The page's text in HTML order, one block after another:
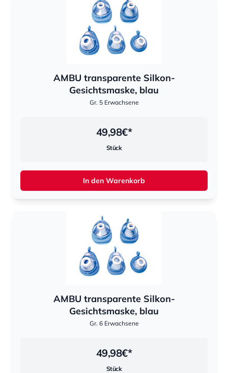
AMBU transparente Silkon-
Gesichtsmaske, blau
Gr. 5 Erwachsene
49,98€*
Stück
In den Warenkorb
AMBU transparente Silkon-
Gesichtsmaske, blau
Gr. 6 Erwachsene
49,98€*
Stück